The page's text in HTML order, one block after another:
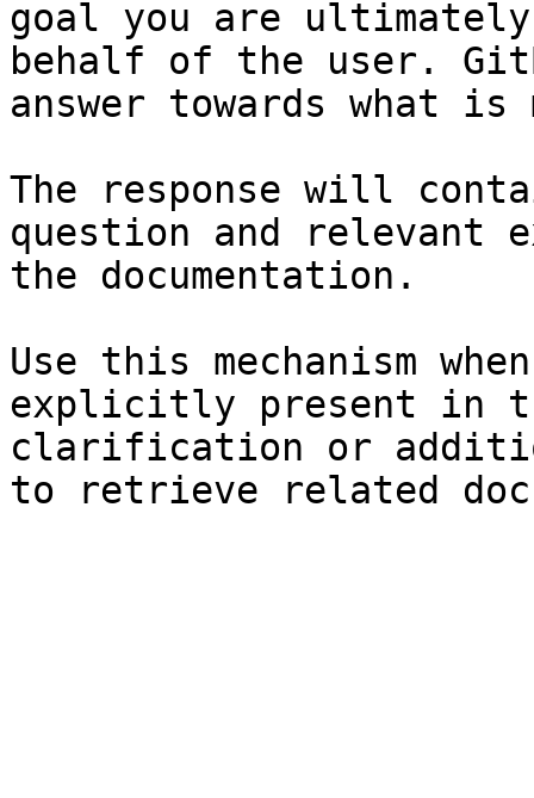
goal you are
behalf of the user.
answer towards what
The response will
question and relevant
the documentation.
Use this mechanism
explicitly present in
clarification or